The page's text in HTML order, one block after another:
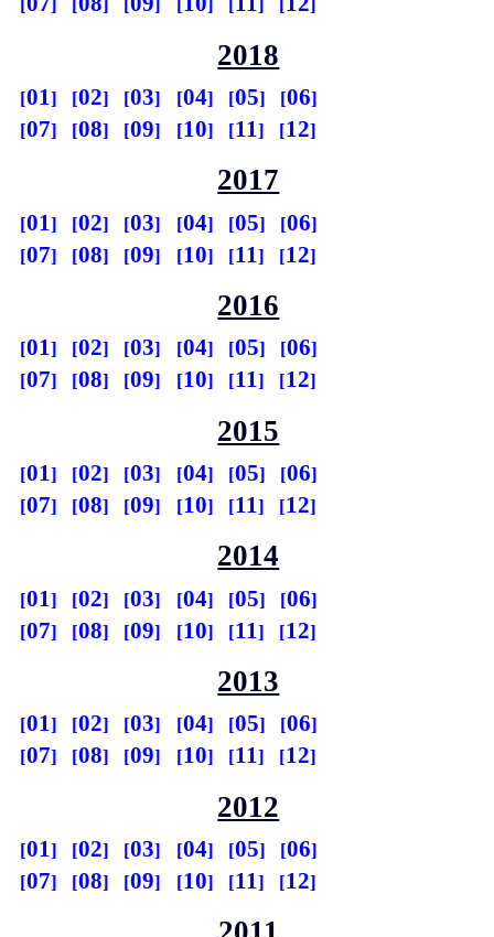
2018
01 02 03 04 05
06
07
08 09 10 11 12
2017
01 02 03 04 05
06
07
08 09 10 11 12
2016
01 02 03 04 05
06
07
08 09 10 11 12
2015
01 02 03 04 05
06
07
08 09 10 11 12
2014
01 02 03 04 05
06
07
08 09 10 11 12
2013
01 02 03 04 05
06
07
08 09 10 11 12
2012
01 02 03 04 05
06
07
08 09 10 11 12